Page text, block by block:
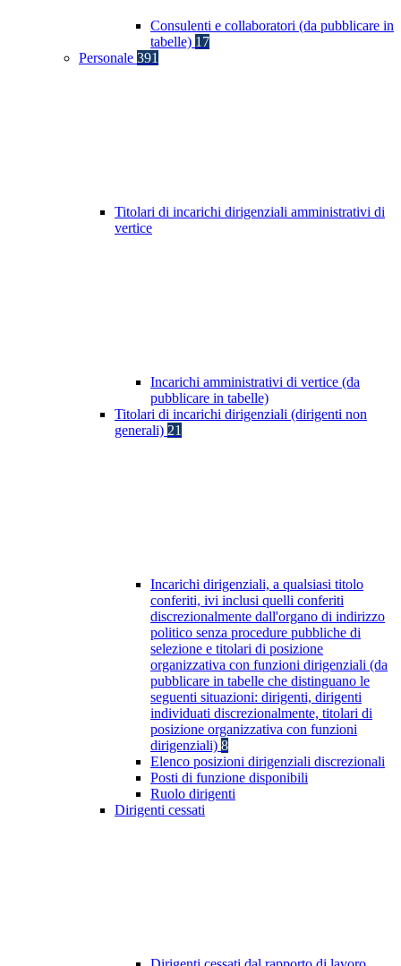
Consulenti e collaboratori (da pubblicare in
tabelle) 17
Personale 391
Titolari di incarichi dirigenziali amministrativi di
vertice
Incarichi amministrativi di vertice (da
pubblicare in tabelle)
Titolari di incarichi dirigenziali (dirigenti non
generali) 21
Incarichi dirigenziali, a qualsiasi titolo
conferiti, ivi inclusi quelli conferiti
discrezionalmente dall'organo di indirizzo
politico senza procedure pubbliche di
selezione e titolari di posizione
organizzativa con funzioni dirigenziali (da
pubblicare in tabelle che distinguano le
seguenti situazioni: dirigenti, dirigenti
individuati discrezionalmente, titolari di
posizione organizzativa con funzioni
dirigenziali) 8
Elenco posizioni dirigenziali discrezionali
Posti di funzione disponibili
Ruolo dirigenti
Dirigenti cessati